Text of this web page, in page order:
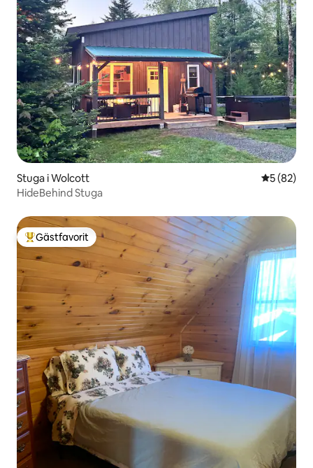
Stuga i Wolcott 5 av 5 i
5 (82)
HideBehind Stuga
Populär gästfavorit
Gästfavorit